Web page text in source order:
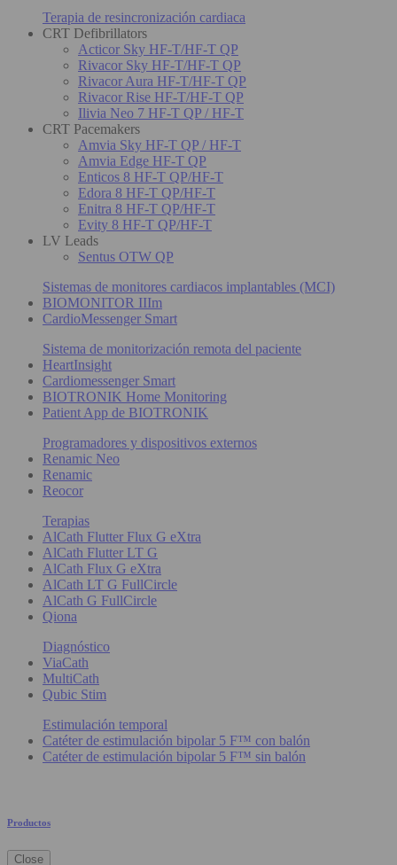
Terapia de resincronización cardiaca
CRT Defibrillators
Acticor Sky HF-T/HF-T QP
Rivacor Sky HF-T/HF-T QP
Rivacor Aura HF-T/HF-T QP
Rivacor Rise HF-T/HF-T QP
Ilivia Neo 7 HF-T QP / HF-T
CRT Pacemakers
Amvia Sky HF-T QP / HF-T
Amvia Edge HF-T QP
Enticos 8 HF-T QP/HF-T
Edora 8 HF-T QP/HF-T
Enitra 8 HF-T QP/HF-T
Evity 8 HF-T QP/HF-T
LV Leads
Sentus OTW QP
Sistemas de monitores cardiacos implantables (MCI)
BIOMONITOR IIIm
CardioMessenger Smart
Sistema de monitorización remota del paciente
HeartInsight
Cardiomessenger Smart
BIOTRONIK Home Monitoring
Patient App de BIOTRONIK
Programadores y dispositivos externos
Renamic Neo
Renamic
Reocor
Terapias
AlCath Flutter Flux G eXtra
AlCath Flutter LT G
AlCath Flux G eXtra
AlCath LT G FullCircle
AlCath G FullCircle
Qiona
Diagnóstico
ViaCath
MultiCath
Qubic Stim
Estimulación temporal
Catéter de estimulación bipolar 5 F™ con balón
Catéter de estimulación bipolar 5 F™ sin balón
Productos
Close